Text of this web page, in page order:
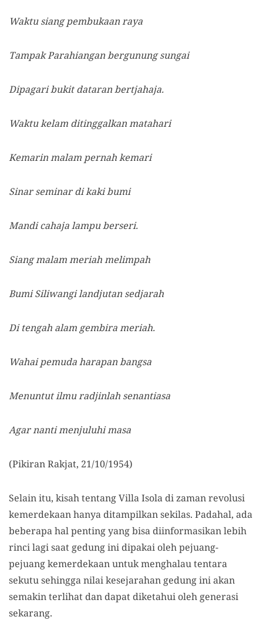
Waktu siang pembukaan raya
Tampak Parahiangan bergunung sungai
Dipagari bukit dataran bertjahaja.
Waktu kelam ditinggalkan matahari
Kemarin malam pernah kemari
Sinar seminar di kaki bumi
Mandi cahaja lampu berseri.
Siang malam meriah melimpah
Bumi Siliwangi landjutan sedjarah
Di tengah alam gembira meriah.
Wahai pemuda harapan bangsa
Menuntut ilmu radjinlah senantiasa
Agar nanti menjuluhi masa
(Pikiran Rakjat, 21/10/1954)
Selain itu, kisah tentang Villa Isola di zaman revolusi
kemerdekaan hanya ditampilkan sekilas. Padahal, ada
beberapa hal penting yang bisa diinformasikan lebih
rinci lagi saat gedung ini dipakai oleh pejuang-
pejuang kemerdekaan untuk menghalau tentara
sekutu sehingga nilai kesejarahan gedung ini akan
semakin terlihat dan dapat diketahui oleh generasi
sekarang.